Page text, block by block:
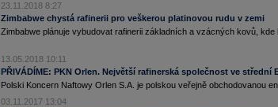
23.11.2018 8:27
Zimbabwe chystá rafinerii pro veškerou platinovou rudu v zemi
Zimbabwe plánuje vybudovat rafinerii základních a vzácných kovů,
13.05.2018 10:11
PŘIVÁDÍME: PKN Orlen. Největší rafinerská společnost ve
Polski Koncern Naftowy Orlen S.A. je polskou veřejně obchodovanou
03.11.2017 13:04